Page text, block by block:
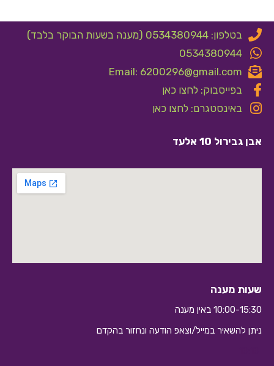
בטלפון: 0534380944 (מענה בשעות הבוקר בלבד)
0534380944
Email: 6200296@gmail.com
בפייסבוק: לחצו כאן
באינסטגרם: לחצו כאן
אבן גבירול 10 אלעד
שעות מענה
10:00-15:30 באין מענה
ניתן להשאיר במייל/וצאפ הודעה ונחזור בהקדם